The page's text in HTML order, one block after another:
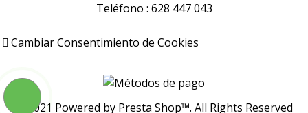
Teléfono : 628 447 043
Cambiar Consentimiento de Cookies
© 2021 Powered by Presta Shop™. All Rights Reserved